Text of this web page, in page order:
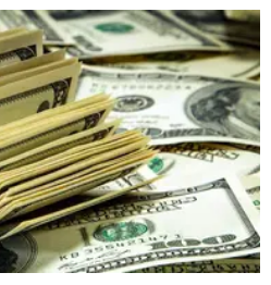
Con el campo
Espacio empresas
Sociedad
Tecnología
Turismo
Salud
Es viral